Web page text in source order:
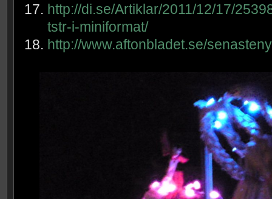
http://di.se/Artiklar/2011/12/17/
tstr-i-miniformat/
http://www.aftonbladet.se/